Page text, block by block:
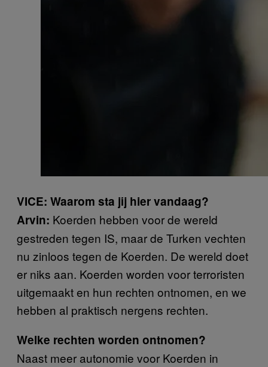
VICE: Waarom sta jij hier vandaag?
Arvin: Koerden hebben voor de wereld
gestreden tegen IS, maar de Turken vechten
nu zinloos tegen de Koerden. De wereld doet
er niks aan. Koerden worden voor terroristen
uitgemaakt en hun rechten ontnomen, en we
hebben al praktisch nergens rechten.
Welke rechten worden ontnomen?
Naast meer autonomie voor Koerden in